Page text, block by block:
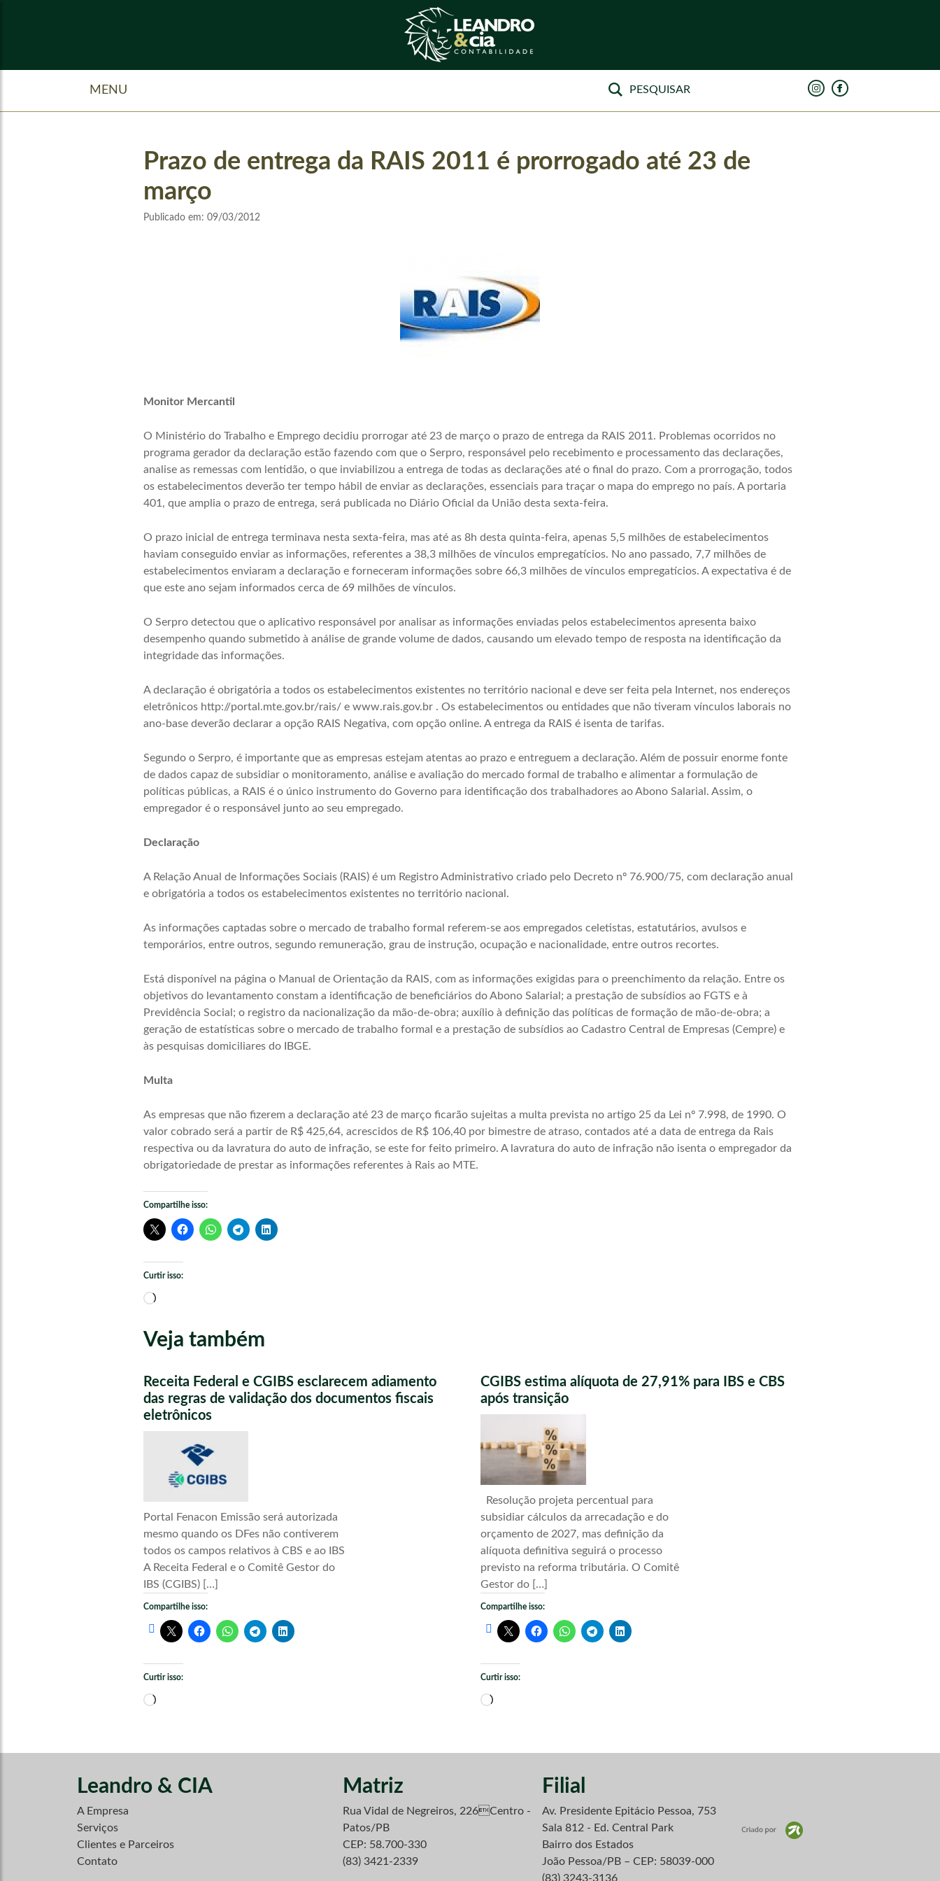
MENU
Prazo de entrega da RAIS 2011 é prorrogado até 23 de
março
Publicado em: 09/03/2012
Monitor Mercantil
O Ministério do Trabalho e Emprego decidiu prorrogar até 23 de março o prazo de entrega da RAIS 2011. Problemas ocorridos no
programa gerador da declaração estão fazendo com que o Serpro, responsável pelo recebimento e processamento das declarações,
analise as remessas com lentidão, o que inviabilizou a entrega de todas as declarações até o final do prazo. Com a prorrogação, todos
os estabelecimentos deverão ter tempo hábil de enviar as declarações, essenciais para traçar o mapa do emprego no país. A portaria
401, que amplia o prazo de entrega, será publicada no Diário Oficial da União desta sexta-feira.
O prazo inicial de entrega terminava nesta sexta-feira, mas até as 8h desta quinta-feira, apenas 5,5 milhões de estabelecimentos
haviam conseguido enviar as informações, referentes a 38,3 milhões de vínculos empregatícios. No ano passado, 7,7 milhões de
estabelecimentos enviaram a declaração e forneceram informações sobre 66,3 milhões de vínculos empregatícios. A expectativa é de
que este ano sejam informados cerca de 69 milhões de vínculos.
O Serpro detectou que o aplicativo responsável por analisar as informações enviadas pelos estabelecimentos apresenta baixo
desempenho quando submetido à análise de grande volume de dados, causando um elevado tempo de resposta na identificação da
integridade das informações.
A declaração é obrigatória a todos os estabelecimentos existentes no território nacional e deve ser feita pela Internet, nos endereços
eletrônicos http://portal.mte.gov.br/rais/ e www.rais.gov.br . Os estabelecimentos ou entidades que não tiveram vínculos laborais no
ano-base deverão declarar a opção RAIS Negativa, com opção online. A entrega da RAIS é isenta de tarifas.
Segundo o Serpro, é importante que as empresas estejam atentas ao prazo e entreguem a declaração. Além de possuir enorme fonte
de dados capaz de subsidiar o monitoramento, análise e avaliação do mercado formal de trabalho e alimentar a formulação de
políticas públicas, a RAIS é o único instrumento do Governo para identificação dos trabalhadores ao Abono Salarial. Assim, o
empregador é o responsável junto ao seu empregado.
Declaração
A Relação Anual de Informações Sociais (RAIS) é um Registro Administrativo criado pelo Decreto nº 76.900/75, com declaração anual
e obrigatória a todos os estabelecimentos existentes no território nacional.
As informações captadas sobre o mercado de trabalho formal referem-se aos empregados celetistas, estatutários, avulsos e
temporários, entre outros, segundo remuneração, grau de instrução, ocupação e nacionalidade, entre outros recortes.
Está disponível na página o Manual de Orientação da RAIS, com as informações exigidas para o preenchimento da relação. Entre os
objetivos do levantamento constam a identificação de beneficiários do Abono Salarial; a prestação de subsídios ao FGTS e à
Previdência Social; o registro da nacionalização da mão-de-obra; auxílio à definição das políticas de formação de mão-de-obra; a
geração de estatísticas sobre o mercado de trabalho formal e a prestação de subsídios ao Cadastro Central de Empresas (Cempre) e
às pesquisas domiciliares do IBGE.
Multa
As empresas que não fizerem a declaração até 23 de março ficarão sujeitas a multa prevista no artigo 25 da Lei nº 7.998, de 1990. O
valor cobrado será a partir de R$ 425,64, acrescidos de R$ 106,40 por bimestre de atraso, contados até a data de entrega da Rais
respectiva ou da lavratura do auto de infração, se este for feito primeiro. A lavratura do auto de infração não isenta o empregador da
obrigatoriedade de prestar as informações referentes à Rais ao MTE.
Compartilhe isso:
Curtir isso:
Carregando...
Veja também
Receita Federal e CGIBS esclarecem adiamento
das regras de validação dos documentos fiscais
eletrônicos
Portal Fenacon Emissão será autorizada
mesmo quando os DFes não contiverem
todos os campos relativos à CBS e ao IBS
A Receita Federal e o Comitê Gestor do
IBS (CGIBS) […]
Compartilhe isso:
Curtir isso:
Carregando...
CGIBS estima alíquota de 27,91% para IBS e CBS
após transição
Resolução projeta percentual para
subsidiar cálculos da arrecadação e do
orçamento de 2027, mas definição da
alíquota definitiva seguirá o processo
previsto na reforma tributária. O Comitê
Gestor do […]
Compartilhe isso:
Curtir isso:
Carregando...
Leandro & CIA
A Empresa
Serviços
Clientes e Parceiros
Contato
Matriz
Rua Vidal de Negreiros, 226Centro -
Patos/PB
CEP: 58.700-330
(83) 3421-2339
Filial
Av. Presidente Epitácio Pessoa, 753
Sala 812 - Ed. Central Park
Bairro dos Estados
João Pessoa/PB – CEP: 58039-000
(83) 3243-3136